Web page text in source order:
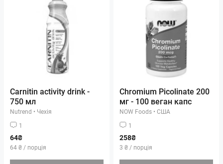
Carnitin activity drink -
750 мл
Nutrend • Чехія
1
64₴
64 ₴ / порція
Chromium Picolinate 200
мг - 100 веган капс
NOW Foods • США
1
258₴
3 ₴ / порція